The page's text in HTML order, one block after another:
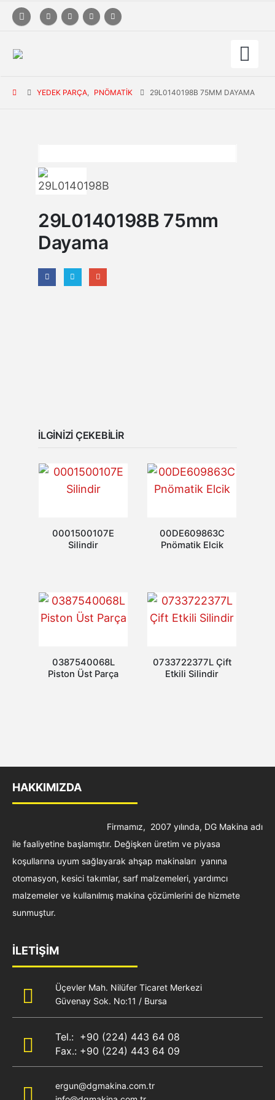
YEDEK PARÇA, PNÖMATIK 29L0140198B 75MM DAYAMA
29L0140198B 75mm
Dayama
İLGINIZI ÇEKEBILIR
0001500107E
Silindir
00DE609863C
Pnömatik Elcik
0387540068L
Piston Üst Parça
0733722377L Çift
Etkili Silindir
HAKKIMIZDA
Firmamız, 2007 yılında, DG Makina adı
ile faaliyetine başlamıştır. Değişken üretim ve piyasa
koşullarına uyum sağlayarak ahşap makinaları yanına
otomasyon, kesici takımlar, sarf malzemeleri, yardımcı
malzemeler ve kullanılmış makina çözümlerini de hizmete
sunmuştur.
İLETİŞİM
Üçevler Mah. Nilüfer Ticaret Merkezi
Güvenay Sok. No:11 / Bursa
Tel.: +90 (224) 443 64 08
Fax.: +90 (224) 443 64 09
ergun@dgmakina.com.tr